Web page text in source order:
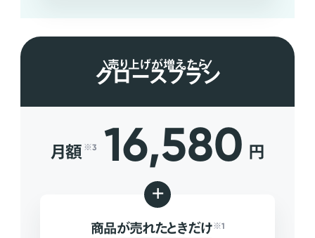
売り上げが増えたら
グロースプラン
月額 ※3 16,580 円
+
商品が売れたときだけ ※1